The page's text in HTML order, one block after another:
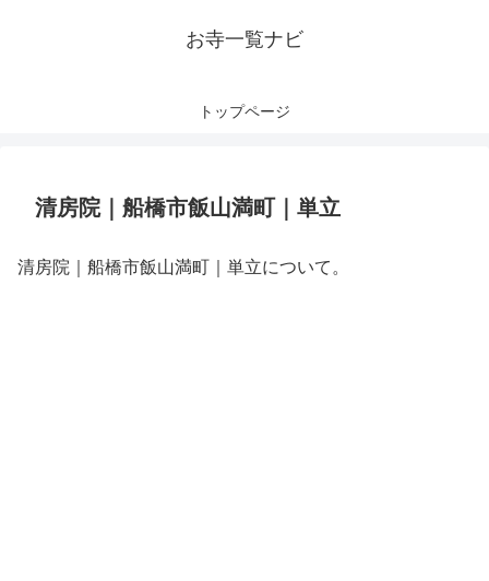
お寺一覧ナビ
トップページ
清房院｜船橋市飯山満町｜単立
清房院｜船橋市飯山満町｜単立について。